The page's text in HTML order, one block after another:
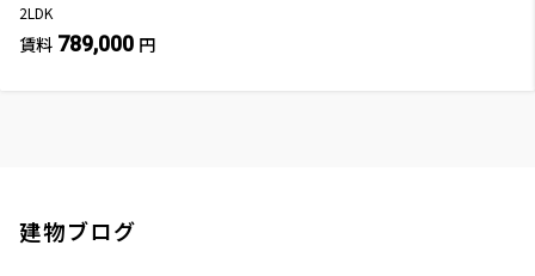
2LDK
賃料 789,000 円
建物ブログ